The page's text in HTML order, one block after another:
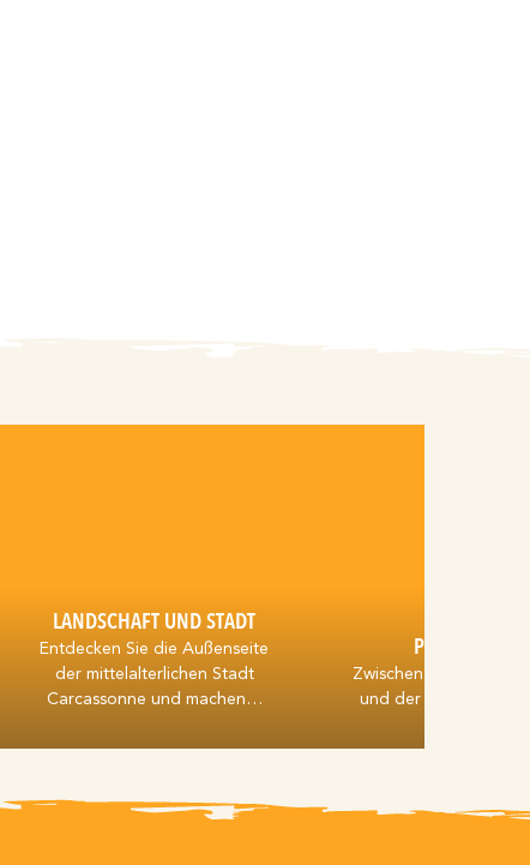
LANDSCHAFT UND STADT
Entdecken Sie die Außenseite
der mittelalterlichen Stadt
Carcassonne und machen…
Zwischen der Bastide
und der Cité